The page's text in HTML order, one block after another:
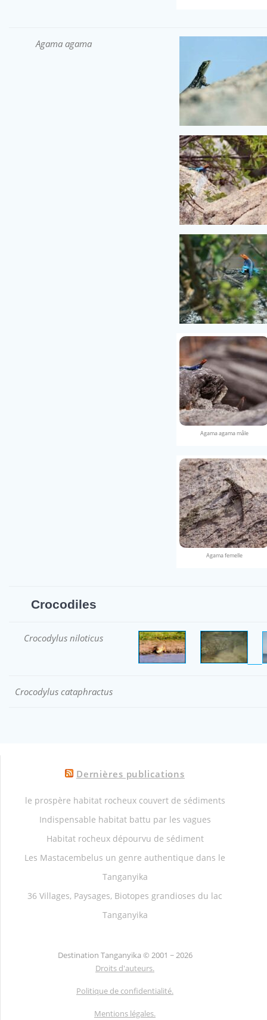
Agama agama
Agama agama mâle
Agama femelle
Crocodiles
Crocodylus niloticus
Crocodylus cataphractus
Dernières publications
le prospère habitat rocheux couvert de sédiments
Indispensable habitat battu par les vagues
Habitat rocheux dépourvu de sédiment
Les Mastacembelus un genre authentique dans le
Tanganyika
36 Villages, Paysages, Biotopes grandioses du lac
Tanganyika
Destination Tanganyika © 2001 ~ 2026
Droits d'auteurs.
Politique de confidentialité.
Mentions légales.